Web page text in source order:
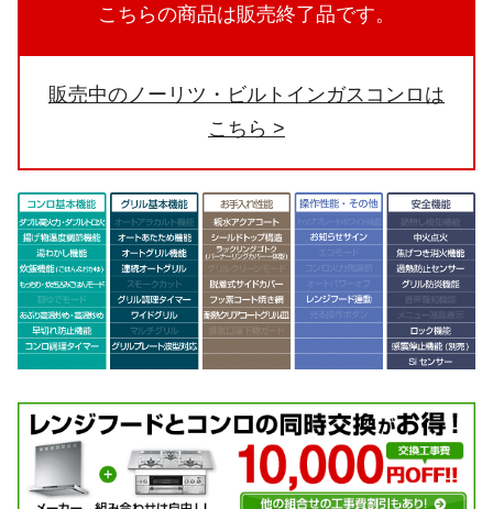
こちらの商品は販売終了品です。
販売中のノーリツ・ビルトインガスコンロは
こちら